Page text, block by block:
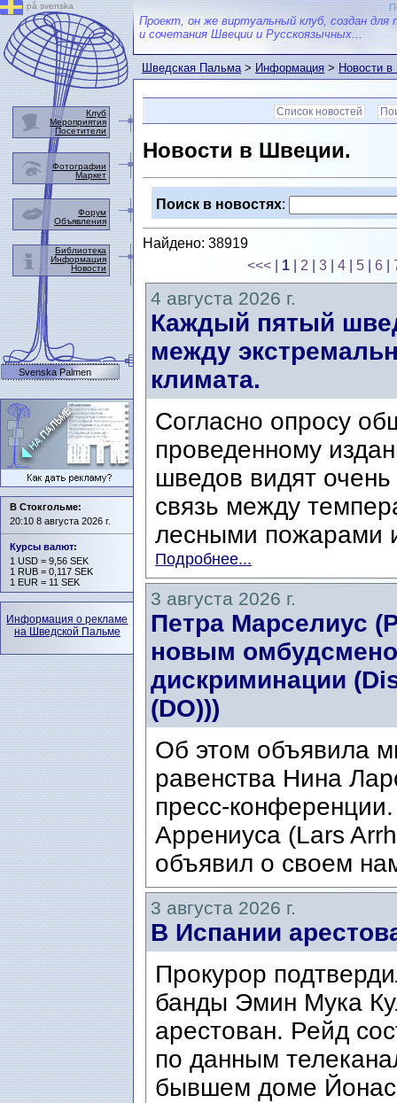
Проект, он же виртуальный клуб, создан для
и сочетания Швеции и Русскоязычных...
Шведская Пальма>Информация>Новости
Список новостей
Новости в Швеции.
Поиск в новостях:
Найдено: 38919
<<<
1 2 3 4 5 6
4 августа 2026 г.
Каждый пятый
между
климата.
Согласно опросу
проведенному
шведов видят
связь между
лесными пожарами
Подробнее...
3 августа 2026 г.
Петра Марселиус
новым
дискриминации
(DO)))
Об этом объявила
равенства Нина
пресс-
Аррениуса (Lars
объявил о своем
3 августа 2026 г.
В Испании
Прокурор
банды Эмин Мука
арестован. Рейд
по данным
бывшем доме
på svenska
Клуб
Мероприятия
Посетители
Фотографии
Маркет
Форум
Объявления
Библиотека
Информация
Новости
Svenska Palmen
В Стокгольме:
20:10 8 августа 2026 г.
Курсы валют:
1 USD = 9,56 SEK
1 RUB = 0,117 SEK
1 EUR = 11 SEK
Информация о рекламе
на Шведской Пальме